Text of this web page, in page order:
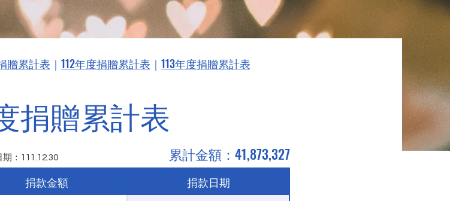
贈累計表 ｜ 112年度捐贈累計表 ｜ 113年度捐贈累計表
捐贈累計表
：111.12.30 累計金額：41,873,327
捐款金額
捐款日期